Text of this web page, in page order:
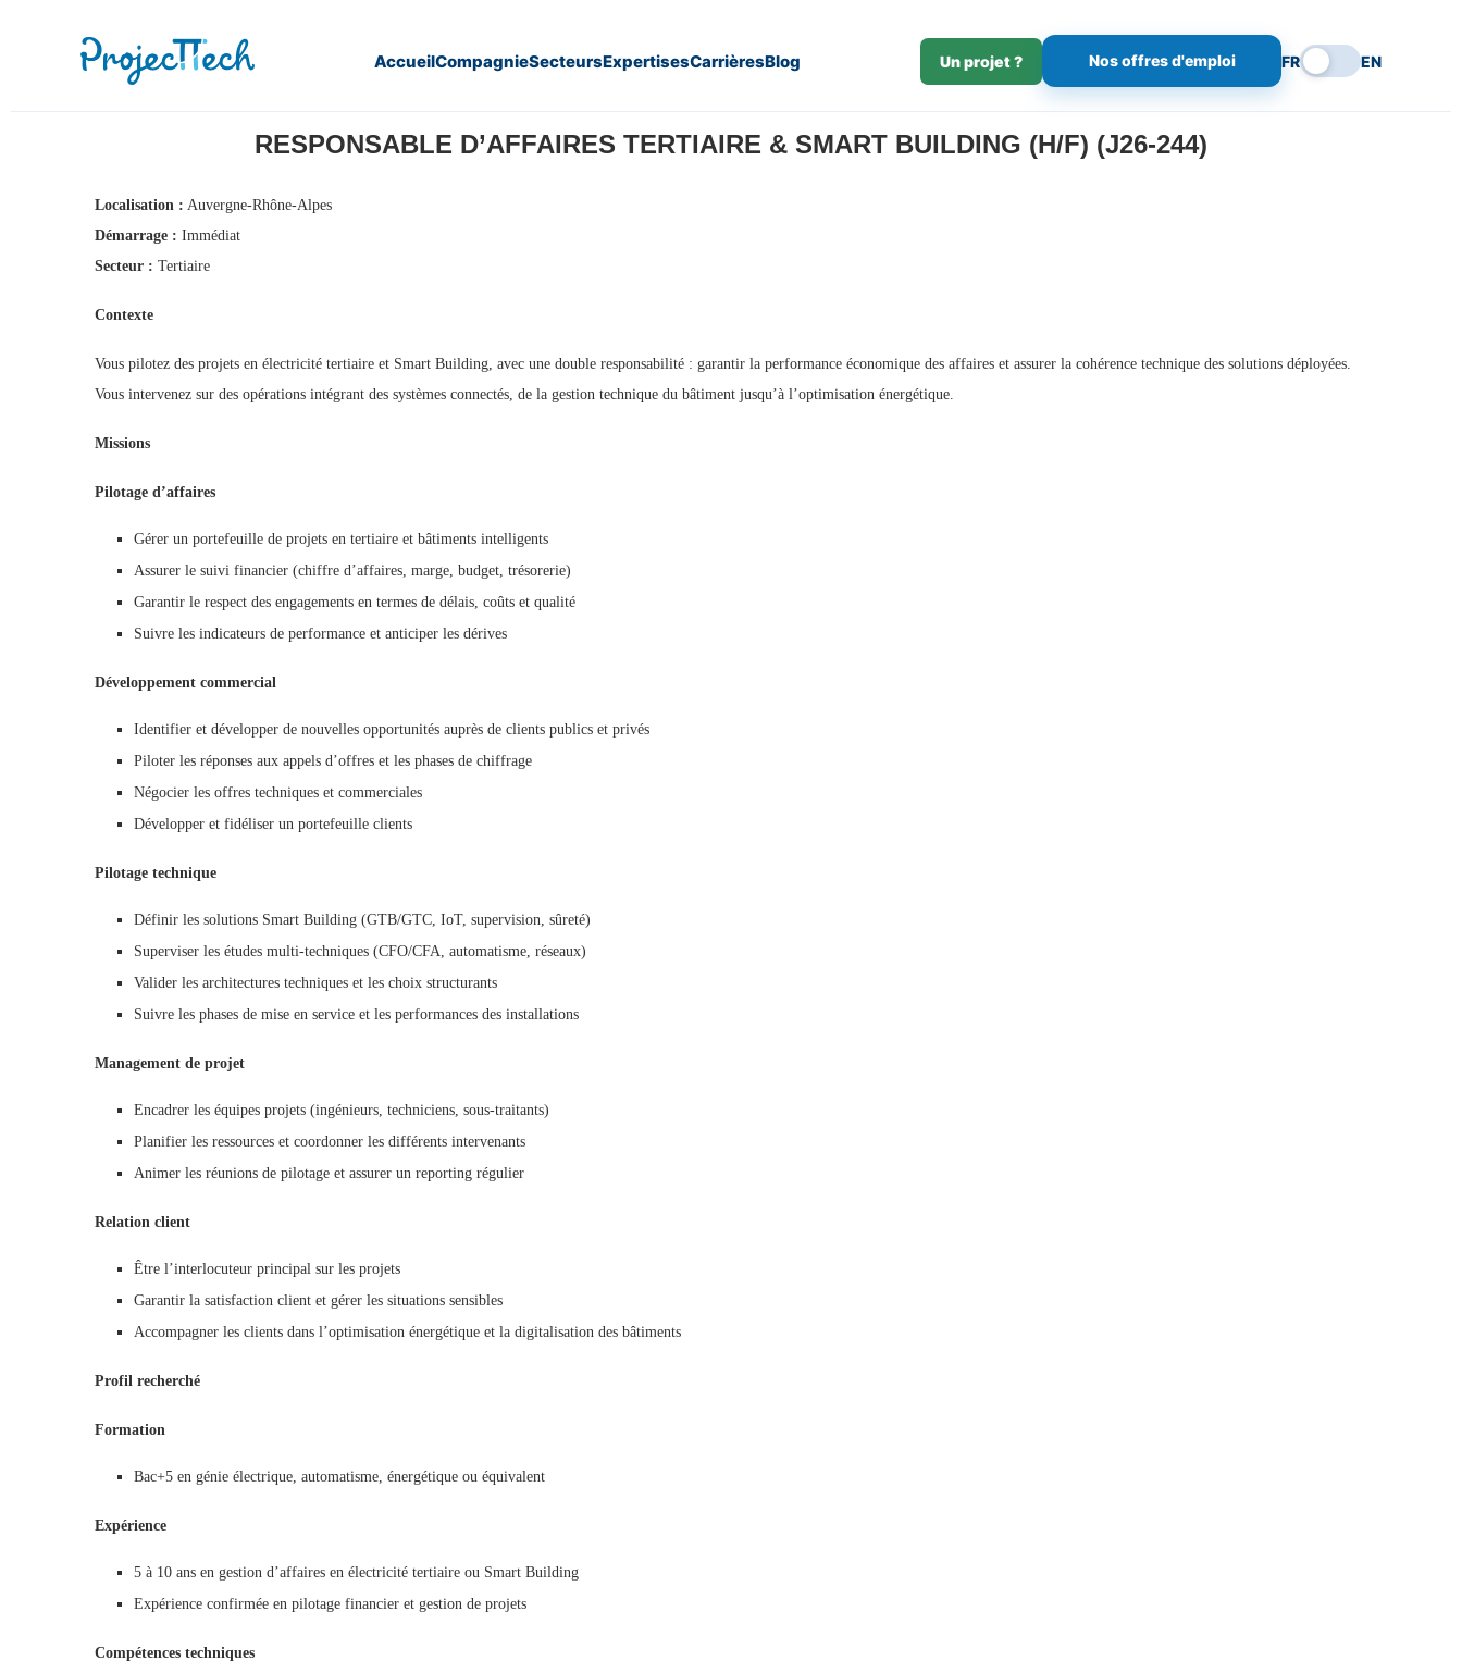
AccueilCompagnieSecteursExpertisesCarrièresBlog Un projet ? Nos offres d'emploi FR EN
RESPONSABLE D’AFFAIRES TERTIAIRE & SMART BUILDING (H/F) (J26-244)
Localisation : Auvergne-Rhône-Alpes
Démarrage : Immédiat
Secteur : Tertiaire
Contexte
Vous pilotez des projets en électricité tertiaire et Smart Building, avec une double responsabilité : garantir la performance économique des affaires et assurer la cohérence technique des solutions déployées.
Vous intervenez sur des opérations intégrant des systèmes connectés, de la gestion technique du bâtiment jusqu’à l’optimisation énergétique.
Missions
Pilotage d’affaires
Gérer un portefeuille de projets en tertiaire et bâtiments intelligents
Assurer le suivi financier (chiffre d’affaires, marge, budget, trésorerie)
Garantir le respect des engagements en termes de délais, coûts et qualité
Suivre les indicateurs de performance et anticiper les dérives
Développement commercial
Identifier et développer de nouvelles opportunités auprès de clients publics et privés
Piloter les réponses aux appels d’offres et les phases de chiffrage
Négocier les offres techniques et commerciales
Développer et fidéliser un portefeuille clients
Pilotage technique
Définir les solutions Smart Building (GTB/GTC, IoT, supervision, sûreté)
Superviser les études multi-techniques (CFO/CFA, automatisme, réseaux)
Valider les architectures techniques et les choix structurants
Suivre les phases de mise en service et les performances des installations
Management de projet
Encadrer les équipes projets (ingénieurs, techniciens, sous-traitants)
Planifier les ressources et coordonner les différents intervenants
Animer les réunions de pilotage et assurer un reporting régulier
Relation client
Être l’interlocuteur principal sur les projets
Garantir la satisfaction client et gérer les situations sensibles
Accompagner les clients dans l’optimisation énergétique et la digitalisation des bâtiments
Profil recherché
Formation
Bac+5 en génie électrique, automatisme, énergétique ou équivalent
Expérience
5 à 10 ans en gestion d’affaires en électricité tertiaire ou Smart Building
Expérience confirmée en pilotage financier et gestion de projets
Compétences techniques